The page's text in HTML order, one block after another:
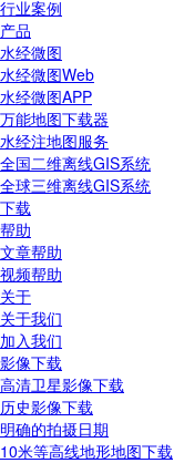
行业案例
产品
水经微图
水经微图Web
水经微图APP
万能地图下载器
水经注地图服务
全国二维离线GIS系统
全球三维离线GIS系统
下载
帮助
文章帮助
视频帮助
关于
关于我们
加入我们
影像下载
高清卫星影像下载
历史影像下载
明确的拍摄日期
10米等高线地形地图下载